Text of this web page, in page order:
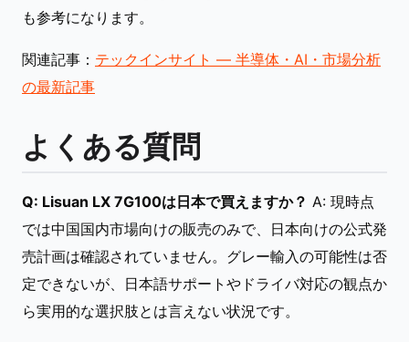
も参考になります。
関連記事： テックインサイト — 半導体・AI・市場分析
の最新記事
よくある質問
Q: Lisuan LX 7G100は日本で買えますか？ A: 現時点
では中国国内市場向けの販売のみで、日本向けの公式発
売計画は確認されていません。グレー輸入の可能性は否
定できないが、日本語サポートやドライバ対応の観点か
ら実用的な選択肢とは言えない状況です。